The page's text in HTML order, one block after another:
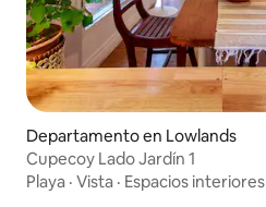
Departamento en Lowlands
Cupecoy Lado Jardín 1
Playa · Vista · Espacios interiores